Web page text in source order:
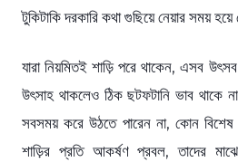
টুকিটাকি দরকারি কথা গুছিয়ে নেয়ার সময়
যারা নিয়মিতই শাড়ি পরে থাকেন, এসব
উৎসাহ থাকলেও ঠিক ছটফটানি ভাব থাকে
সবসময় করে উঠতে পারেন না, কোন
শাড়ির প্রতি আকর্ষণ প্রবল, তাদের